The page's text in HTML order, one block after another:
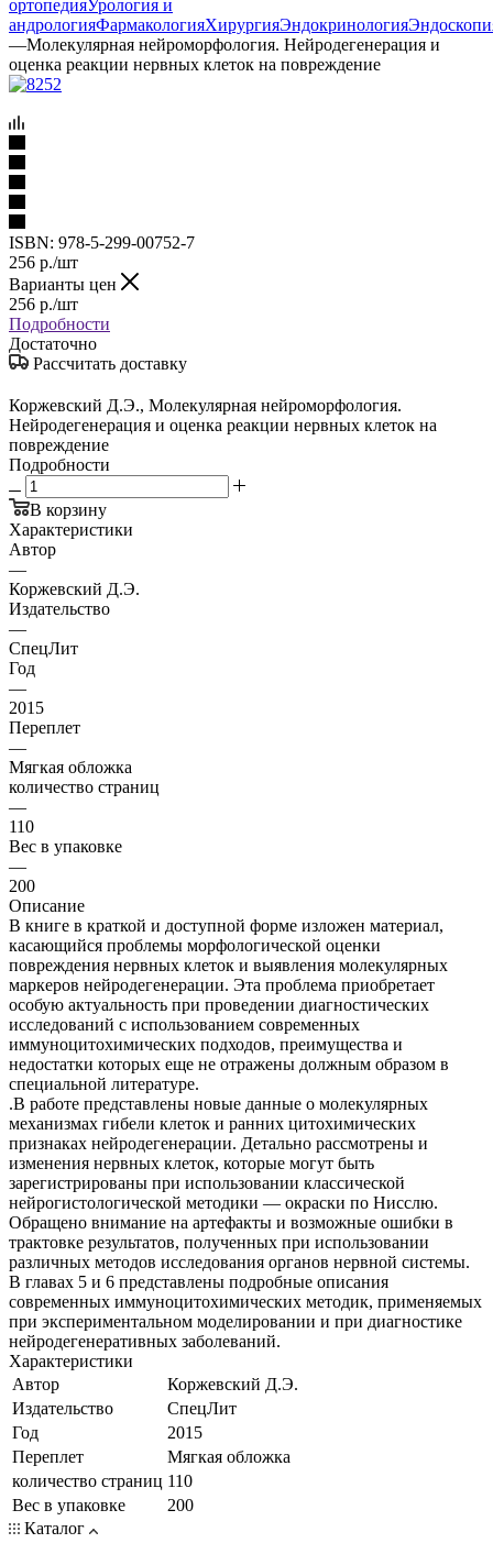
ортопедияУрология и
андрологияФармакологияХирургияЭндокринология
—Молекулярная нейроморфология. Нейродегенерация и
оценка реакции нервных клеток на повреждение
ISBN: 978-5-299-00752-7
256 р./шт
Варианты цен
256 р./шт
Подробности
Достаточно
Рассчитать доставку
Коржевский Д.Э., Молекулярная нейроморфология.
Нейродегенерация и оценка реакции нервных клеток на
повреждение
Подробности
В корзину
Характеристики
Автор
—
Коржевский Д.Э.
Издательство
—
СпецЛит
Год
—
2015
Переплет
—
Мягкая обложка
количество страниц
—
110
Вес в упаковке
—
200
Описание
В книге в краткой и доступной форме изложен материал,
касающийся проблемы морфологической оценки
повреждения нервных клеток и выявления молекулярных
маркеров нейродегенерации. Эта проблема приобретает
особую актуальность при проведении диагностических
исследований с использованием современных
иммуноцитохимических подходов, преимущества и
недостатки которых еще не отражены должным образом в
специальной литературе.
.В работе представлены новые данные о молекулярных
механизмах гибели клеток и ранних цитохимических
признаках нейродегенерации. Детально рассмотрены и
изменения нервных клеток, которые могут быть
зарегистрированы при использовании классической
нейрогистологической методики — окраски по Нисслю.
Обращено внимание на артефакты и возможные ошибки в
трактовке результатов, полученных при использовании
различных методов исследования органов нервной системы.
В главах 5 и 6 представлены подробные описания
современных иммуноцитохимических методик, применяемых
при экспериментальном моделировании и при диагностике
нейродегенеративных заболеваний.
Характеристики
Автор
Коржевский Д.Э.
Издательство
СпецЛит
Год
2015
Переплет
Мягкая обложка
количество страниц 110
Вес в упаковке
200
Каталог